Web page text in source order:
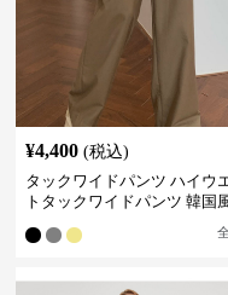
¥4,400 (税込)
タックワイドパンツ ハイウ
トタックワイドパンツ 韓国